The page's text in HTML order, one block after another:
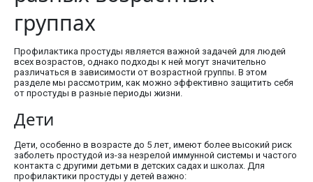
группах
Профилактика простуды является важной задачей для людей
всех возрастов, однако подходы к ней могут значительно
различаться в зависимости от возрастной группы. В этом
разделе мы рассмотрим, как можно эффективно защитить себя
от простуды в разные периоды жизни.
Дети
Дети, особенно в возрасте до 5 лет, имеют более высокий риск
заболеть простудой из-за незрелой иммунной системы и частого
контакта с другими детьми в детских садах и школах. Для
профилактики простуды у детей важно: